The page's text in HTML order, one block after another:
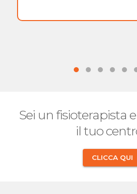
Sei un fisioterapista
il tuo
CLICCA QUI